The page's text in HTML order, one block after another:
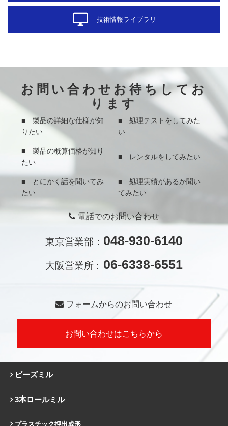
desktop_windows 技術情報ライブラリ
お問い合わせお待ちしてお
ります
■ 製品の詳細な仕様が知
りたい
■ 処理テストをしてみた
い
■ 製品の概算価格が知り
たい
■ レンタルをしてみたい
■ とにかく話を聞いてみ
たい
■ 処理実績があるか聞い
てみたい
電話でのお問い合わせ
東京営業部： 048-930-6140
大阪営業所 : 06-6338-6551
フォームからのお問い合わせ
お問い合わせはこちらから
ビーズミル
3本ロールミル
プラスチック押出成形